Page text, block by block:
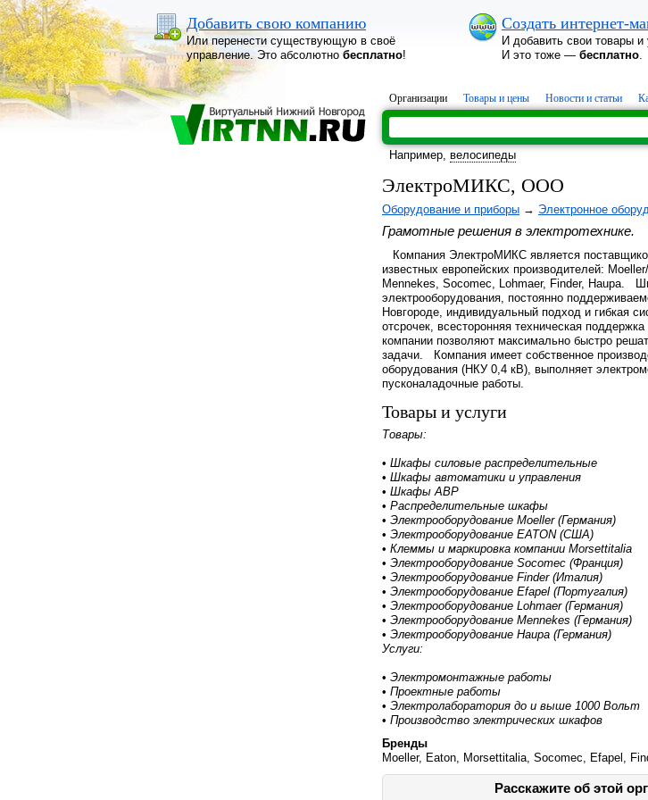
Добавить свою компанию
Или перенести существующую в своё
управление. Это абсолютно бесплатно!
Создать интернет-
И добавить свои товары и
И это тоже — бесплатно.
Организации Товары и цены Новости и статьи
Например, велосипеды
ЭлектроМИКС, ООО
Оборудование и приборы → Электронное
Грамотные решения в электротехнике.
Компания ЭлектроМИКС является
известных европейских производителей:
Mennekes, Socomec, Lohmaer, Finder, Haupa.
электрооборудования, постоянно
Новгороде, индивидуальный подход и гибкая
отсрочек, всесторонняя техническая
компании позволяют максимально быстро
задачи. Компания имеет собственное
оборудования (НКУ 0,4 кВ), выполняет
пусконаладочные работы.
Товары и услуги
Товары:
• Шкафы силовые распределительные
• Шкафы автоматики и управления
• Шкафы АВР
• Распределительные шкафы
• Электрооборудование Moeller (Германия)
• Электрооборудование EATON (США)
• Клеммы и маркировка компании Morsettitalia
• Электрооборудование Socomec (Франция)
• Электрооборудование Finder (Италия)
• Электрооборудование Efapel (Португалия)
• Электрооборудование Lohmaer (Германия)
• Электрооборудование Mennekes (Германия)
• Электрооборудование Haupa (Германия)
Услуги:
• Электромонтажные работы
• Проектные работы
• Электролаборатория до и выше 1000 Вольт
• Производство электрических шкафов
Бренды
Moeller, Eaton, Morsettitalia, Socomec, Efapel,
Расскажите об этой